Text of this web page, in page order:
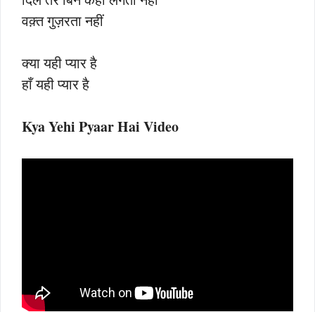
वक़्त गुज़रता नहीं
क्या यही प्यार है
हाँ यही प्यार है
Kya Yehi Pyaar Hai Video